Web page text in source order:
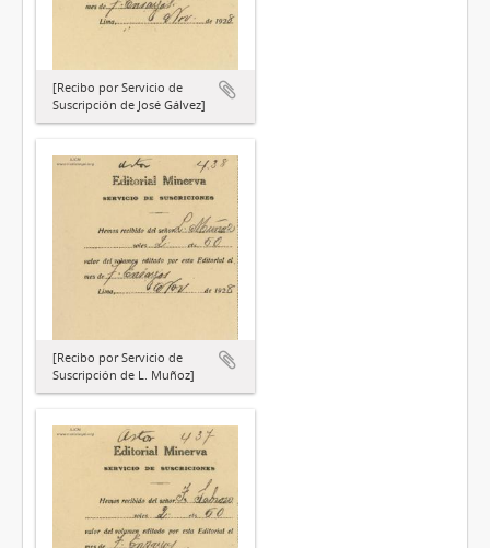
[Recibo por Servicio de
Suscripción de José Gálvez]
[Recibo por Servicio de
Suscripción de L. Muñoz]